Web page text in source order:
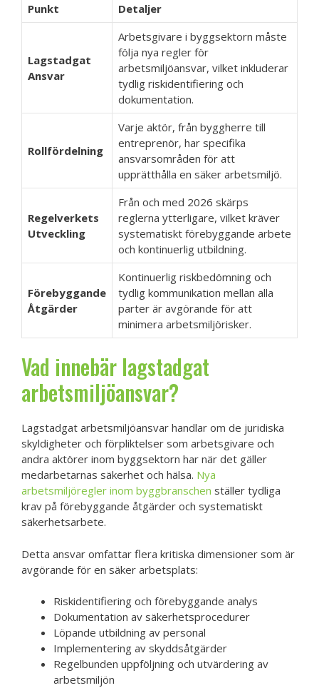
Punkt Detaljer
Lagstadgat
Ansvar
Arbetsgivare i byggsektorn måste
följa nya regler för
arbetsmiljöansvar, vilket inkluderar
tydlig riskidentifiering och
dokumentation.
Rollfördelning
Varje aktör, från byggherre till
entreprenör, har specifika
ansvarsområden för att
upprätthålla en säker arbetsmiljö.
Regelverkets
Utveckling
Från och med 2026 skärps
reglerna ytterligare, vilket kräver
systematiskt förebyggande arbete
och kontinuerlig utbildning.
Förebyggande
Åtgärder
Kontinuerlig riskbedömning och
tydlig kommunikation mellan alla
parter är avgörande för att
minimera arbetsmiljörisker.
Vad innebär lagstadgat
arbetsmiljöansvar?
Lagstadgat arbetsmiljöansvar handlar om de juridiska
skyldigheter och förpliktelser som arbetsgivare och
andra aktörer inom byggsektorn har när det gäller
medarbetarnas säkerhet och hälsa. Nya
arbetsmiljöregler inom byggbranschen ställer tydliga
krav på förebyggande åtgärder och systematiskt
säkerhetsarbete.
Detta ansvar omfattar flera kritiska dimensioner som är
avgörande för en säker arbetsplats:
Riskidentifiering och förebyggande analys
Dokumentation av säkerhetsprocedurer
Löpande utbildning av personal
Implementering av skyddsåtgärder
Regelbunden uppföljning och utvärdering av
arbetsmiljön